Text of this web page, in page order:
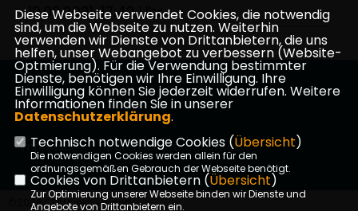
10.02.2021, 17:42 Uhr
Impressum Datenschutz Kontakt
©2026 CDU Kreisverband
Diese Webseite verwendet Cookies, die notwendig
sind, um die Webseite zu nutzen. Weiterhin
verwenden wir Dienste von Drittanbietern, die uns
helfen, unser Webangebot zu verbessern (Website-
Optmierung). Für die Verwendung bestimmter
Dienste, benötigen wir Ihre Einwilligung. Ihre
Einwilligung können Sie jederzeit widerrufen. Weitere
Informationen finden Sie in unserer
Datenschutzerklärung.
Technisch notwendige Cookies (Übersicht)
Die notwendigen Cookies werden allein für den
ordnungsgemäßen Gebrauch der Webseite benötigt.
Cookies von Drittanbietern (Übersicht)
Zur Optimierung unserer Webseite binden wir Dienste und
Angebote von Drittanbietern ein.